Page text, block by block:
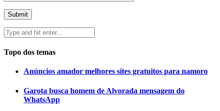
Topo dos temas
Anúncios amador melhores sites gratuitos para namoro
Garota busca homem de Alvorada mensagem do
WhatsApp